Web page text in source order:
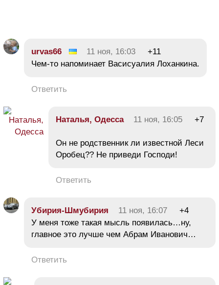
urvas66 11 ноя, 16:03
+11
Чем-то напоминает Васисуалия Лоханкина.
Ответить
Наталья, Одесса 11 ноя, 16:05 +7
Он не родственник ли известной Леси
Оробец?? Не приведи Господи!
Ответить
Убирия-Шмубирия 11 ноя, 16:07
+4
У меня тоже такая мысль появилась…ну,
главное это лучше чем Абрам Иванович…
Ответить